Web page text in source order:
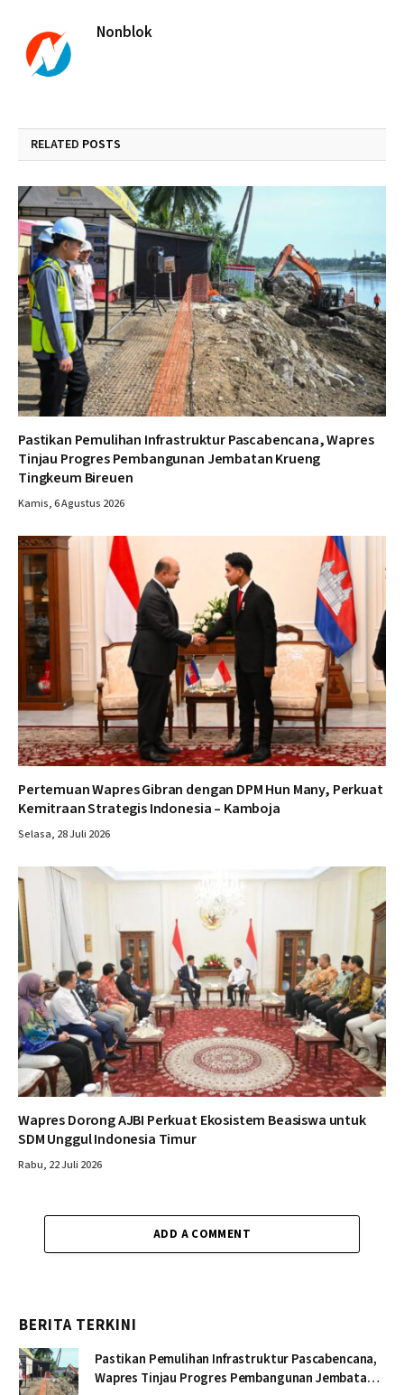
Nonblok
RELATED POSTS
Pastikan Pemulihan Infrastruktur Pascabencana, Wapres
Tinjau Progres Pembangunan Jembatan Krueng
Tingkeum Bireuen
Kamis, 6 Agustus 2026
Pertemuan Wapres Gibran dengan DPM Hun Many, Perkuat
Kemitraan Strategis Indonesia – Kamboja
Selasa, 28 Juli 2026
Wapres Dorong AJBI Perkuat Ekosistem Beasiswa untuk
SDM Unggul Indonesia Timur
Rabu, 22 Juli 2026
ADD A COMMENT
BERITA TERKINI
Pastikan Pemulihan Infrastruktur Pascabencana,
Wapres Tinjau Progres Pembangunan Jembatan